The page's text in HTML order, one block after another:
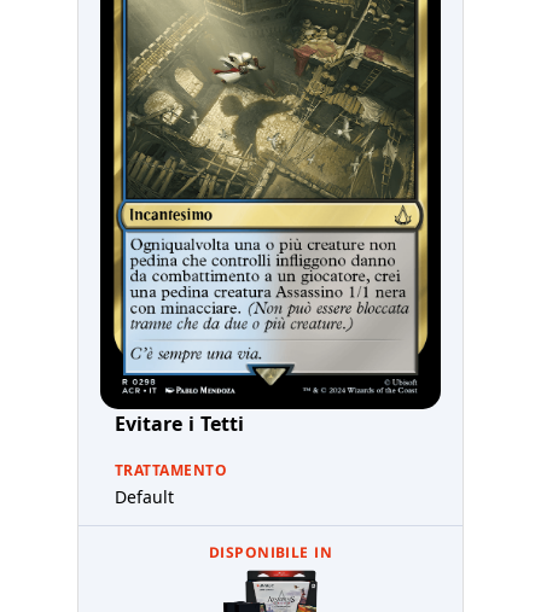
Evitare i Tetti
TRATTAMENTO
Default
DISPONIBILE IN